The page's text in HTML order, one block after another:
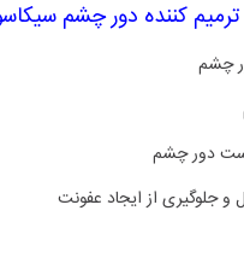
کننده دور چشم
چشم
دور چشم
و جلوگیری از ایجاد عفونت